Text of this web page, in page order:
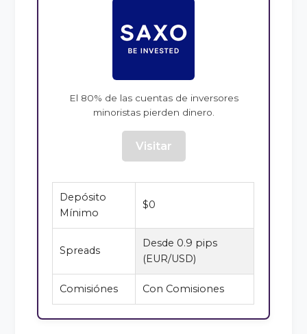
El 80% de las cuentas de inversores
minoristas pierden dinero.
Visitar
Depósito
Mínimo
$0
Spreads
Desde 0.9 pips
(EUR/USD)
Comisiónes Con Comisiones